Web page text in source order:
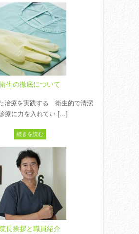
生の徹底について
治療を実践する 衛生的で清潔
療に力を入れてい […]
続きを読む
長挨拶と職員紹介